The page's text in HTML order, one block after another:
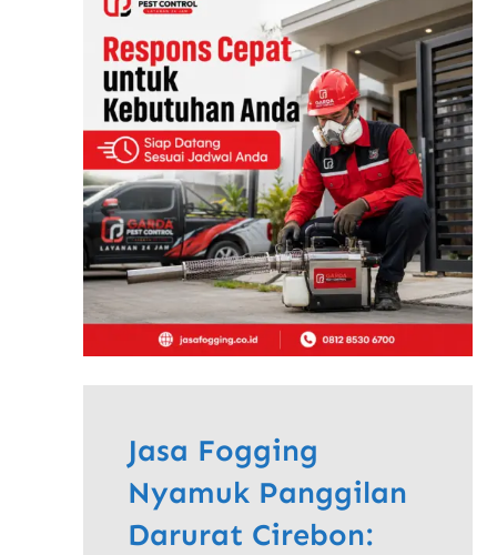
Jasa Fogging
Nyamuk Panggilan
Darurat Cirebon: